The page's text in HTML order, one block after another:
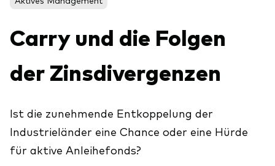
Aktien
Aktive Fonds
Anleihen
ESG / SRI
Indexfonds
LifeStrategy
Säulen
Erfolgreiche Unternehmensführung
Carry und die Folgen
der Zinsdivergenzen
Ist die zunehmende Entkoppelung der
Industrieländer eine Chance oder eine Hürde
für aktive Anleihefonds?